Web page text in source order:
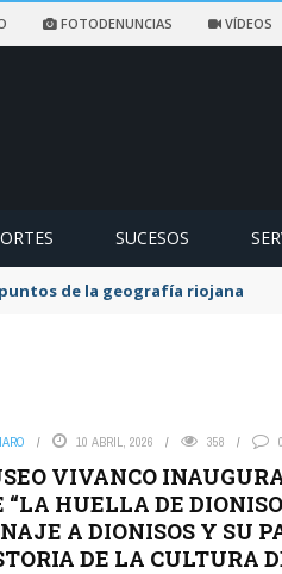
FOTODENUNCIAS VÍDEOS
SUCESOS
un sendero de Ezcaray
10 ABRIL, 2026 358 0
VIVANCO
“LA HUELLA DE
A DIONISOS Y SU
DE LA CULTURA
Lo que queda del Psoe a lo suyo.
El Partido Popular
del alcalde socialista